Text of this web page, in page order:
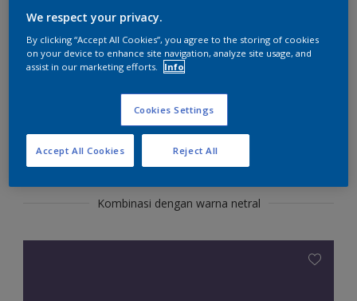
Anda
Telusuri lebih lanjut
Lihat warna ini di aplikasi Dulux Visualizer
Bagian kordinasi warna
Kombinasi dengan warna netral
We respect your privacy.
By clicking “Accept All Cookies”, you agree to the storing of cookies
on your device to enhance site navigation, analyze site usage, and
assist in our marketing efforts.
Info
Cookies Settings
Reject All
Accept All Cookies